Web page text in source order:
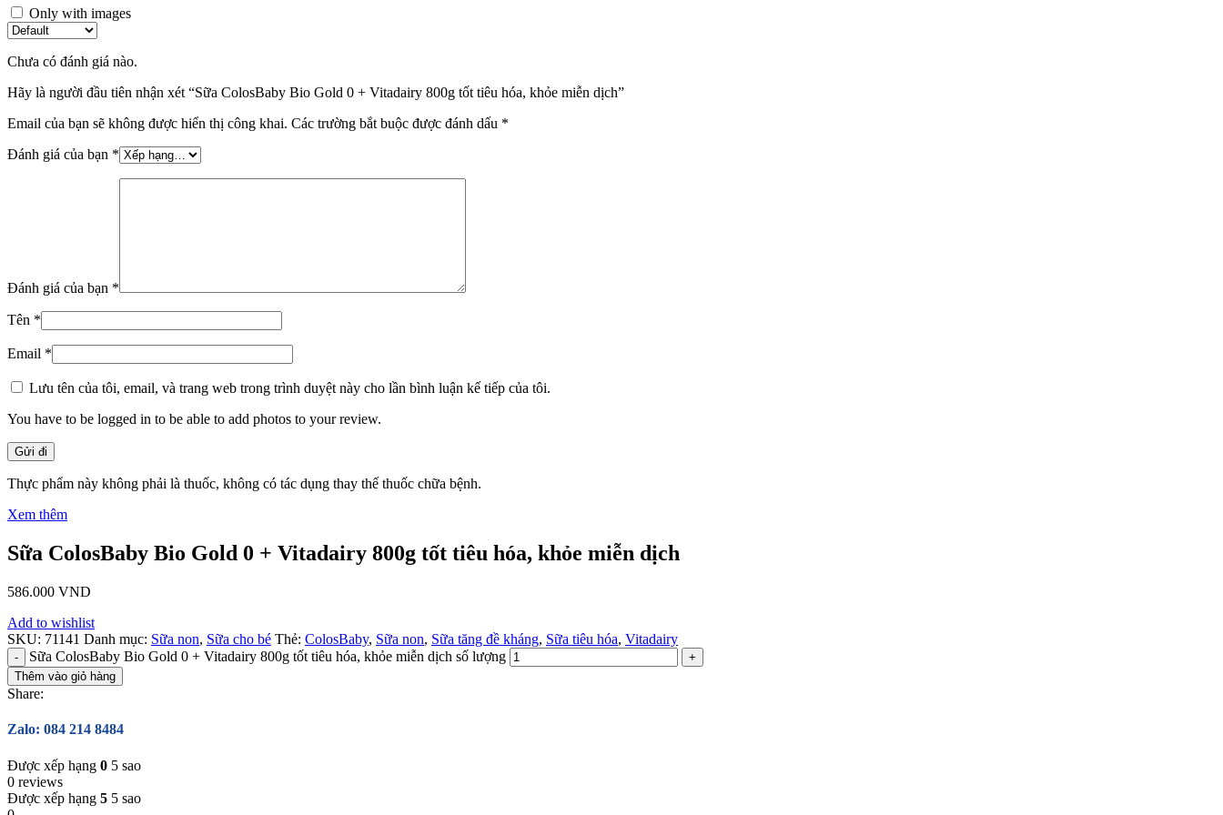
Only with images
Chưa có đánh giá nào.
Hãy là người đầu tiên nhận xét “Sữa ColosBaby Bio Gold 0 + Vitadairy 800g tốt tiêu hóa, khỏe miễn dịch”
Email của bạn sẽ không được hiển thị công khai. Các trường bắt buộc được đánh dấu *
Đánh giá của bạn *
Đánh giá của bạn *
Tên *
Email *
Lưu tên của tôi, email, và trang web trong trình duyệt này cho lần bình luận kế tiếp của tôi.
You have to be logged in to be able to add photos to your review.
Thực phẩm này không phải là thuốc, không có tác dụng thay thế thuốc chữa bệnh.
Xem thêm
Sữa ColosBaby Bio Gold 0 + Vitadairy 800g tốt tiêu hóa, khỏe miễn dịch
586.000 VND
Add to wishlist
SKU: 71141 Danh mục: Sữa non, Sữa cho bé Thẻ: ColosBaby, Sữa non, Sữa tăng đề kháng, Sữa tiêu hóa, Vitadairy
Sữa ColosBaby Bio Gold 0 + Vitadairy 800g tốt tiêu hóa, khỏe miễn dịch số lượng
Thêm vào giỏ hàng
Share:
Zalo: 084 214 8484
Được xếp hạng 0 5 sao
0 reviews
Được xếp hạng 5 5 sao